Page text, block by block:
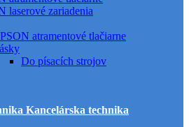
laserové zariadenia
atramentové tlačiarne
Do písacích strojov
Kancelárska technika